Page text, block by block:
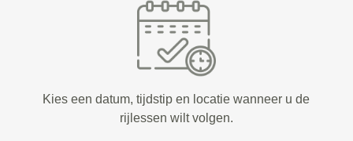
Kies een datum, tijdstip en locatie wanneer u de
rijlessen wilt volgen.